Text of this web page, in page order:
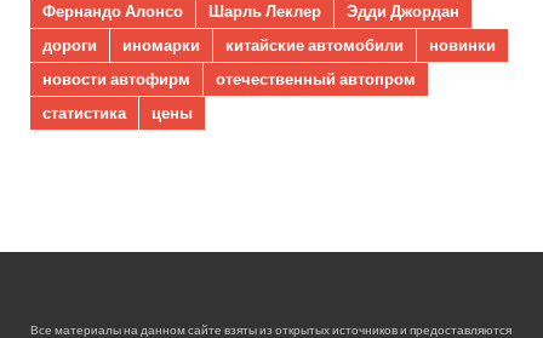
Фернандо Алонсо
Шарль Леклер
Эдди Джордан
дороги
иномарки китайские автомобили
новинки
новости автофирм
отечественный автопром
статистика
цены
Все материалы на данном сайте взяты из открытых источников и предоставляются